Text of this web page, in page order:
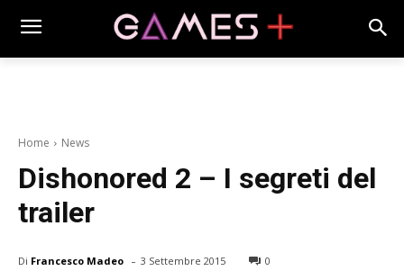
Home News
Dishonored 2 – I segreti del
trailer
Di Francesco Madeo - 3 Settembre 2015 0